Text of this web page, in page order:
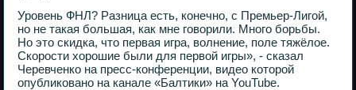
Уровень ФНЛ? Разница есть, конечно, с Премьер-Лигой,
но не такая большая, как мне говорили. Много борьбы.
Но это скидка, что первая игра, волнение, поле тяжёлое.
Скорости хорошие были для первой игры», - сказал
Черевченко на пресс-конференции, видео которой
опубликовано на канале «Балтики» на YouTube.